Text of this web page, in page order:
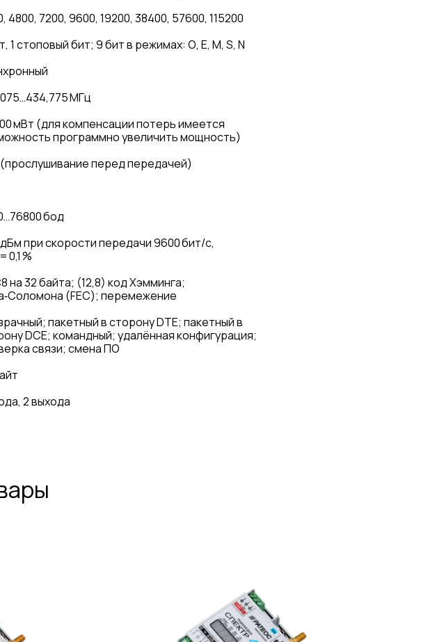
4800, 7200, 9600, 19200, 38400, 57600, 115200
1 стоповый бит; 9 бит в режимах: О, Е, М, S, N
МГц
мВт (для компенсации потерь имеется
программно увеличить мощность)
перед передачей)
бод
дБм при скорости передачи 9600 бит/с,
0,1 %
на 32 байта; (12,8) код Хэмминга;
(FEC); перемежение
пакетный в сторону DTE; пакетный в
DCE; командный; удалённая конфигурация;
связи; смена ПО
2 выхода